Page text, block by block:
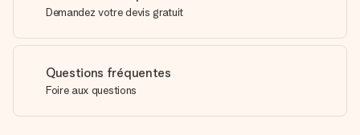
Demandez votre devis gratuit
Questions fréquentes
Foire aux questions